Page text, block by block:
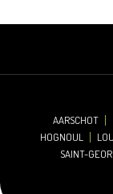
AARSCHOT
HOGNOUL
SAINT-